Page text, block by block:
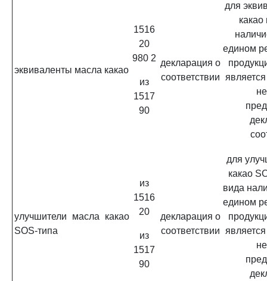
эквиваленты масла какао
1516
20
980 2
из
1517
90
декларация о
соответствии
для
какао
едином
улучшители масла какао
SOS-типа
из
1516
20
из
1517
90
декларация о
соответствии
для
какао
вида
едином